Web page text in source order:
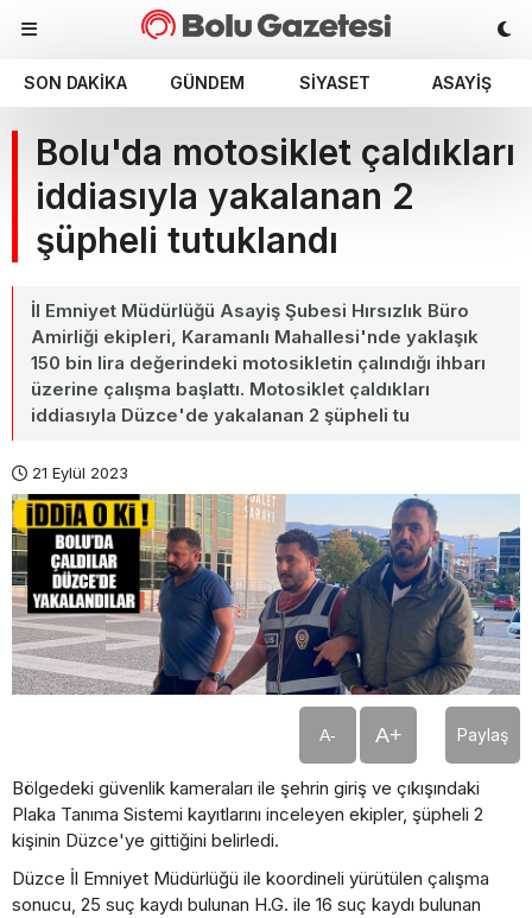
SON DAKIKA GÜNDEM SIYASET ASAYIŞ
Bolu'da motosiklet çaldıkları
iddiasıyla yakalanan 2
şüpheli tutuklandı
İl Emniyet Müdürlüğü Asayiş Şubesi Hırsızlık Büro
Amirliği ekipleri, Karamanlı Mahallesi'nde yaklaşık
150 bin lira değerindeki motosikletin çalındığı ihbarı
üzerine çalışma başlattı. Motosiklet çaldıkları
iddiasıyla Düzce'de yakalanan 2 şüpheli tu
21 Eylül 2023
A- A+ Paylaş
Bölgedeki güvenlik kameraları ile şehrin giriş ve çıkışındaki
Plaka Tanıma Sistemi kayıtlarını inceleyen ekipler, şüpheli 2
kişinin Düzce'ye gittiğini belirledi.
Düzce İl Emniyet Müdürlüğü ile koordineli yürütülen çalışma
sonucu, 25 suç kaydı bulunan H.G. ile 16 suç kaydı bulunan